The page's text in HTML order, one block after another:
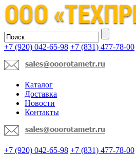
+7 (920) 042-65-98 +7 (831) 477-78-00
Каталог
Доставка
Новости
Контакты
+7 (920) 042-65-98 +7 (831) 477-78-00